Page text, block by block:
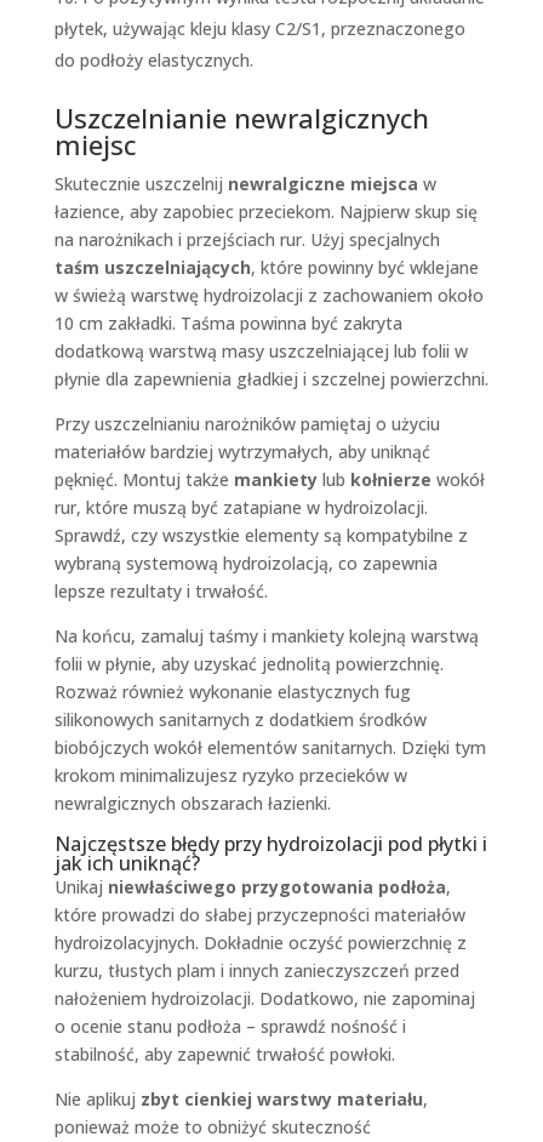
płytek, używając kleju klasy C2/S1, przeznaczonego
do podłoży elastycznych.
Uszczelnianie newralgicznych
miejsc
Skutecznie uszczelnij newralgiczne miejsca w
łazience, aby zapobiec przeciekom. Najpierw skup się
na narożnikach i przejściach rur. Użyj specjalnych
taśm uszczelniających, które powinny być wklejane
w świeżą warstwę hydroizolacji z zachowaniem około
10 cm zakładki. Taśma powinna być zakryta
dodatkową warstwą masy uszczelniającej lub folii w
płynie dla zapewnienia gładkiej i szczelnej powierzchni.
Przy uszczelnianiu narożników pamiętaj o użyciu
materiałów bardziej wytrzymałych, aby uniknąć
pęknięć. Montuj także mankietylub kołnierze wokół
rur, które muszą być zatapiane w hydroizolacji.
Sprawdź, czy wszystkie elementy są kompatybilne z
wybraną systemową hydroizolacją, co zapewnia
lepsze rezultaty i trwałość.
Na końcu, zamaluj taśmy i mankiety kolejną warstwą
folii w płynie, aby uzyskać jednolitą powierzchnię.
Rozważ również wykonanie elastycznych fug
silikonowych sanitarnych z dodatkiem środków
biobójczych wokół elementów sanitarnych. Dzięki tym
krokom minimalizujesz ryzyko przecieków w
newralgicznych obszarach łazienki.
Najczęstsze błędy przy hydroizolacji pod płytki i
jak ich uniknąć?
Unikaj niewłaściwego przygotowania podłoża,
które prowadzi do słabej przyczepności materiałów
hydroizolacyjnych. Dokładnie oczyść powierzchnię z
kurzu, tłustych plam i innych zanieczyszczeń przed
nałożeniem hydroizolacji. Dodatkowo, nie zapominaj
o ocenie stanu podłoża – sprawdź nośność i
stabilność, aby zapewnić trwałość powłoki.
Nie aplikuj zbyt cienkiej warstwy materiału,
ponieważ może to obniżyć skuteczność